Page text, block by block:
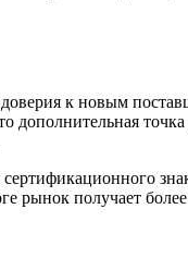
к новым
дополнительная
рынок получает